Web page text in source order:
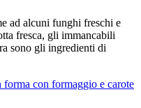
ad alcuni funghi freschi e
fresca, gli immancabili
sono gli ingredienti di
con formaggio e carote